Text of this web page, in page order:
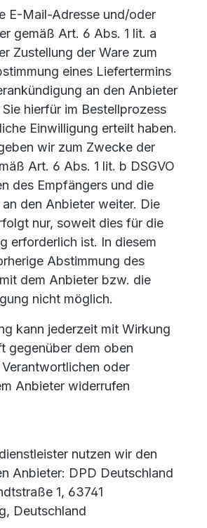
E-Mail-Adresse und/oder
gemäß Art. 6 Abs. 1 lit. a
Zustellung der Ware zum
eines Liefertermins
an den Anbieter
hierfür im Bestellprozess
Einwilligung erteilt haben.
wir zum Zwecke der
Art. 6 Abs. 1 lit. b DSGVO
des Empfängers und die
den Anbieter weiter. Die
nur, soweit dies für die
erforderlich ist. In diesem
Abstimmung des
dem Anbieter bzw. die
nicht möglich.
kann jederzeit mit Wirkung
gegenüber dem oben
oder
Anbieter widerrufen
nutzen wir den
Anbieter: DPD Deutschland
1, 63741
Deutschland